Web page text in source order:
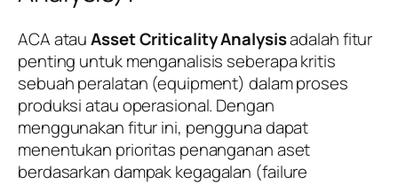
ACA atauAsset Criticality Analysisadalah fitur
penting untuk menganalisis seberapa kritis
sebuah peralatan (equipment) dalam proses
produksi atau operasional. Dengan
menggunakan fitur ini, pengguna dapat
menentukan prioritas penanganan aset
berdasarkan dampak kegagalan (failure